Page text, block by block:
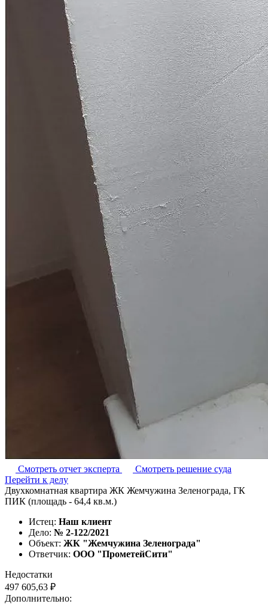
Смотреть отчет эксперта
Смотреть решение суда
Перейти к делу
Двухкомнатная квартира ЖК Жемчужина Зеленограда, ГК
ПИК (площадь - 64,4 кв.м.)
Истец: Наш клиент
Дело: № 2-122/2021
Объект: ЖК "Жемчужина Зеленограда"
Ответчик: ООО "ПрометейСити"
Недостатки
497 605,63 ₽
Дополнительно: